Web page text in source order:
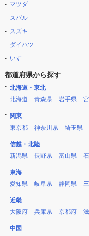
マツダ
スバル
スズキ
ダイハツ
いすゞ
都道府県から探す
北海道・東北
北海道
青森県 岩手県
関東
東京都
神奈川県 埼玉県
信越・北陸
新潟県
長野県 富山県
東海
愛知県
岐阜県 静岡県
近畿
大阪府
兵庫県 京都府
中国